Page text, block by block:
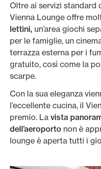
Oltre ai servizi standard
Vienna Lounge offre
lettini, un’area giochi
per le famiglie, un
terrazza esterna per i
gratuito, così come la
scarpe.
Con la sua eleganza
l’eccellente cucina, il
premio. La vista
dell’aeroporto non è
lounge è aperta tutti i